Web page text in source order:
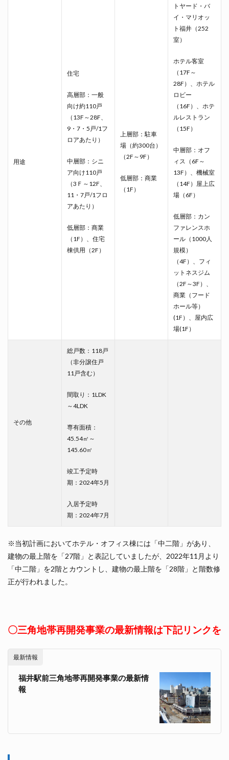
用途
住宅
高層部：一般
向け約110戸
（13F～28F、
9・7・5戸/1フ
ロアあたり）
中層部：シニ
ア向け110戸
（3Ｆ～12F、
11・7戸/1フロ
アあたり）
低層部：商業
（1F）、住宅
棟供用（2F）
上層部：駐車
場（約300台）
（2F～9F）
低層部：商業
（1F）
トヤード・バ
イ・マリオッ
ト福井（252
室）
ホテル客室
（17F～
28F）、ホテル
ロビー
（16F）、ホテ
ルレストラン
（15F）
中層部：オフ
ィス（6F～
13F）、機械室
（14F）屋上広
場（6F）
低層部：カン
ファレンスホ
ール（1000人
規模）
（4F）、フィ
ットネスジム
（2F～3F）、
商業（フード
ホール等）
(1F）、屋内広
場(1F）
その他
総戸数：118戸
（非分譲住戸
11戸含む）
間取り：1LDK
～4LDK
専有面積：
45.54㎡～
145.60㎡
竣工予定時
期：2024年5月
入居予定時
期：2024年7月
※当初計画においてホテル・オフィス棟には「中二階」があり、
建物の最上階を「27階」と表記していましたが、2022年11月より
「中二階」を2階とカウントし、建物の最上階を「28階」と階数修
正が行われました。
〇三角地帯再開発事業の最新情報は下記リンクを
最新情報
福井駅前三角地帯再開発事業の最新情
報